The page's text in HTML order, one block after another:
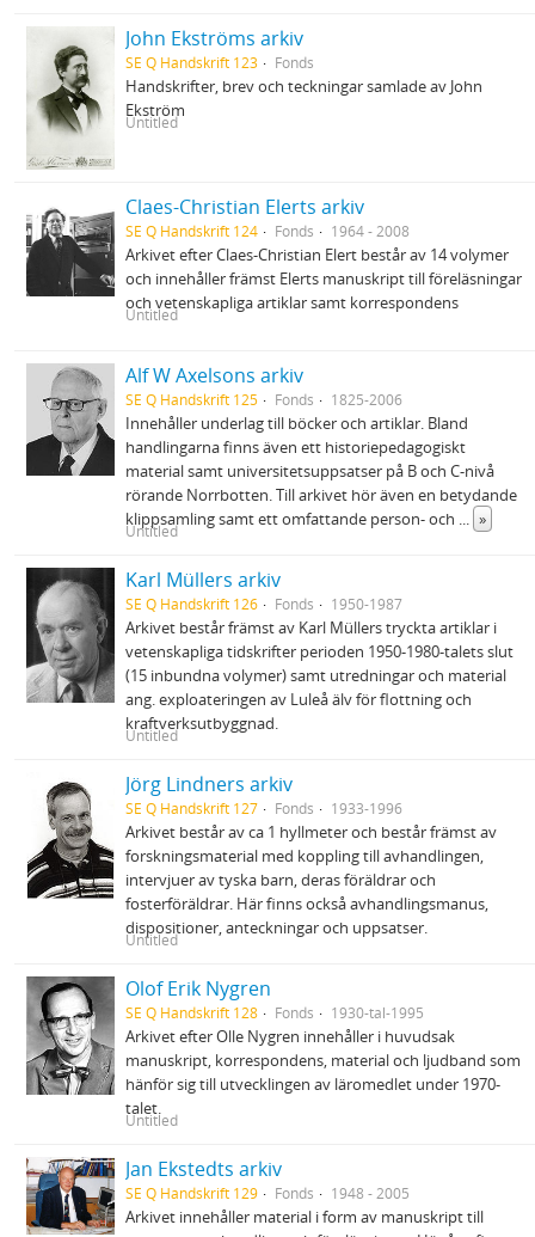
John Ekströms arkiv
SE Q Handskrift 123 Fonds
Handskrifter, brev och teckningar samlade av John
Ekström
Untitled
Claes-Christian Elerts arkiv
SE Q Handskrift 124 Fonds 1964 - 2008
Arkivet efter Claes-Christian Elert består av 14 volymer
och innehåller främst Elerts manuskript till föreläsningar
och vetenskapliga artiklar samt korrespondens
Untitled
Alf W Axelsons arkiv
SE Q Handskrift 125 Fonds 1825-2006
Innehåller underlag till böcker och artiklar. Bland
handlingarna finns även ett historiepedagogiskt
material samt universitetsuppsatser på B och C-nivå
rörande Norrbotten. Till arkivet hör även en betydande
klippsamling samt ett omfattande person- och ... »
Untitled
Karl Müllers arkiv
SE Q Handskrift 126 Fonds 1950-1987
Arkivet består främst av Karl Müllers tryckta artiklar i
vetenskapliga tidskrifter perioden 1950-1980-talets slut
(15 inbundna volymer) samt utredningar och material
ang. exploateringen av Luleå älv för flottning och
kraftverksutbyggnad.
Untitled
Jörg Lindners arkiv
SE Q Handskrift 127 Fonds 1933-1996
Arkivet består av ca 1 hyllmeter och består främst av
forskningsmaterial med koppling till avhandlingen,
intervjuer av tyska barn, deras föräldrar och
fosterföräldrar. Här finns också avhandlingsmanus,
dispositioner, anteckningar och uppsatser.
Untitled
Olof Erik Nygren
SE Q Handskrift 128 Fonds 1930-tal-1995
Arkivet efter Olle Nygren innehåller i huvudsak
manuskript, korrespondens, material och ljudband som
hänför sig till utvecklingen av läromedlet under 1970‐
talet.
Untitled
Jan Ekstedts arkiv
SE Q Handskrift 129 Fonds 1948 - 2005
Arkivet innehåller material i form av manuskript till